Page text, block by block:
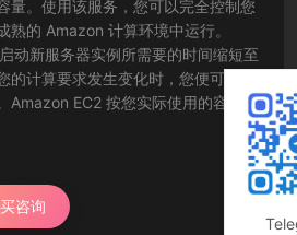
量。使用该服务，您可以完全控制您
熟的 Amazon 计算环境中运行。
动新服务器实例所需要的时间缩短至
的计算要求发生变化时，您便可以快
Amazon EC2 按您实际使用的容量收
算方式。Amazon EC2 云服务器还为
恢复应用程序以及排除常见故障情况
咨询